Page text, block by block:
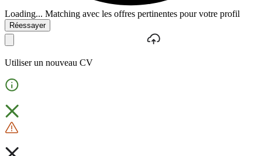
Loading... Matching avec les offres pertinentes pour votre profil
Réessayer
Utiliser un nouveau CV